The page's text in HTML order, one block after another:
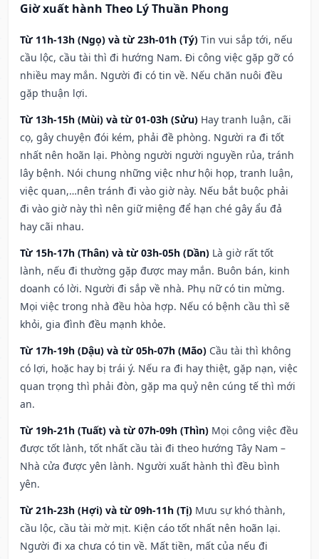
Giờ xuất hành Theo Lý Thuần Phong
Từ 11h-13h (Ngọ) và từ 23h-01h (Tý) Tin vui sắp tới, nếu
cầu lộc, cầu tài thì đi hướng Nam. Đi công việc gặp gỡ có
nhiều may mắn. Người đi có tin về. Nếu chăn nuôi đều
gặp thuận lợi.
Từ 13h-15h (Mùi) và từ 01-03h (Sửu) Hay tranh luận, cãi
cọ, gây chuyện đói kém, phải đề phòng. Người ra đi tốt
nhất nên hoãn lại. Phòng người người nguyền rủa, tránh
lây bệnh. Nói chung những việc như hội họp, tranh luận,
việc quan,…nên tránh đi vào giờ này. Nếu bắt buộc phải
đi vào giờ này thì nên giữ miệng để hạn ché gây ẩu đả
hay cãi nhau.
Từ 15h-17h (Thân) và từ 03h-05h (Dần) Là giờ rất tốt
lành, nếu đi thường gặp được may mắn. Buôn bán, kinh
doanh có lời. Người đi sắp về nhà. Phụ nữ có tin mừng.
Mọi việc trong nhà đều hòa hợp. Nếu có bệnh cầu thì sẽ
khỏi, gia đình đều mạnh khỏe.
Từ 17h-19h (Dậu) và từ 05h-07h (Mão) Cầu tài thì không
có lợi, hoặc hay bị trái ý. Nếu ra đi hay thiệt, gặp nạn, việc
quan trọng thì phải đòn, gặp ma quỷ nên cúng tế thì mới
an.
Từ 19h-21h (Tuất) và từ 07h-09h (Thìn) Mọi công việc đều
được tốt lành, tốt nhất cầu tài đi theo hướng Tây Nam –
Nhà cửa được yên lành. Người xuất hành thì đều bình
yên.
Từ 21h-23h (Hợi) và từ 09h-11h (Tị) Mưu sự khó thành,
cầu lộc, cầu tài mờ mịt. Kiện cáo tốt nhất nên hoãn lại.
Người đi xa chưa có tin về. Mất tiền, mất của nếu đi